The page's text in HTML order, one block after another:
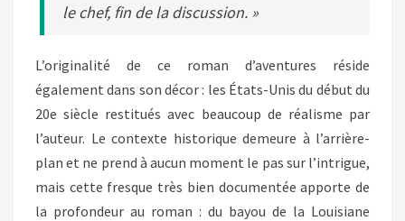
le chef, fin de la discussion. »
L’originalité de ce roman d’aventures réside
également dans son décor : les États-Unis du début du
20e siècle restitués avec beaucoup de réalisme par
l’auteur. Le contexte historique demeure à l’arrière-
plan et ne prend à aucun moment le pas sur l’intrigue,
mais cette fresque très bien documentée apporte de
la profondeur au roman : du bayou de la Louisiane